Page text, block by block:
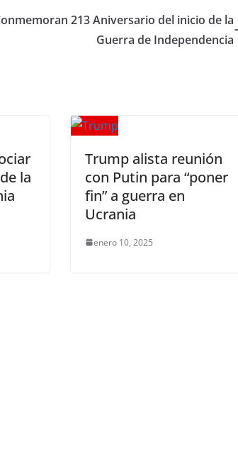
213 Aniversario del inicio de la
Guerra de Independencia
la
Trump alista reunión
con Putin para “poner
fin” a guerra en
Ucrania
enero 10, 2025